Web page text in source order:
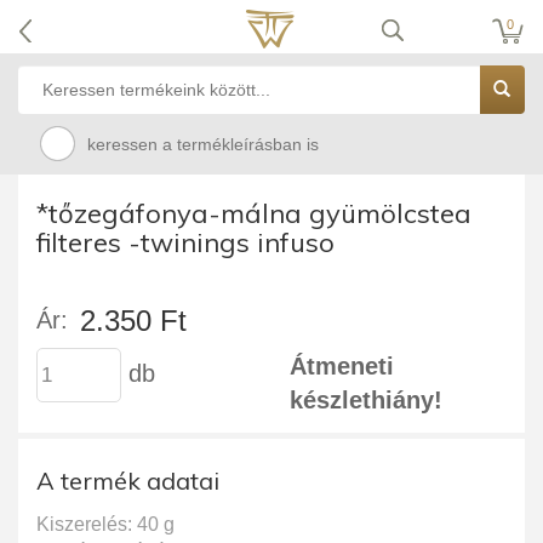
0
keressen a termékleírásban is
*tőzegáfonya-málna gyümölcstea
filteres -twinings infuso
Ár: 2.350 Ft
db
Átmeneti
készlethiány!
A termék adatai
Kiszerelés: 40 g